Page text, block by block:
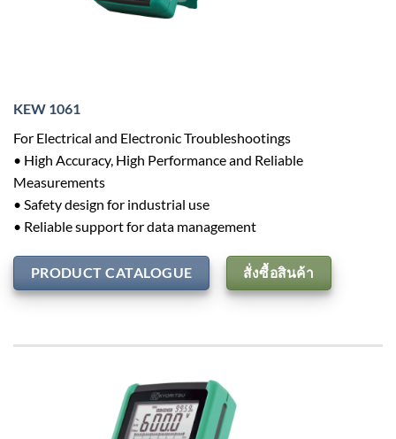
KEW 1061
For Electrical and Electronic Troubleshootings
• High Accuracy, High Performance and Reliable
Measurements
• Safety design for industrial use
• Reliable support for data management
PRODUCT CATALOGUE สั่งซื้อสินค้า